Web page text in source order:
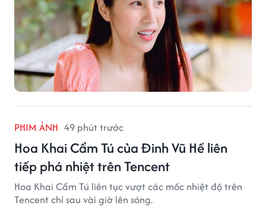
PHIM ẢNH 49 phút trước
Hoa Khai Cẩm Tú của Đinh Vũ Hề liên
tiếp phá nhiệt trên Tencent
Hoa Khai Cẩm Tú liên tục vượt các mốc nhiệt độ trên
Tencent chỉ sau vài giờ lên sóng.